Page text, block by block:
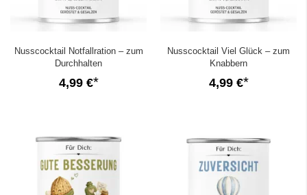
Nusscocktail Notfallration – zum
Durchhalten
4,99 €
Nusscocktail Viel Glück – zum
Knabbern
4,99 €